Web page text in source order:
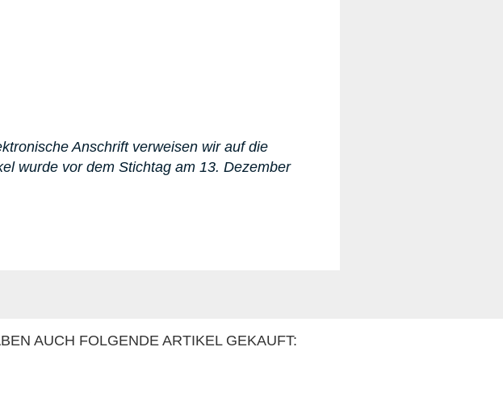
Anschrift verweisen wir auf die
wurde vor dem Stichtag am 13. Dezember
AUCH FOLGENDE ARTIKEL GEKAUFT: